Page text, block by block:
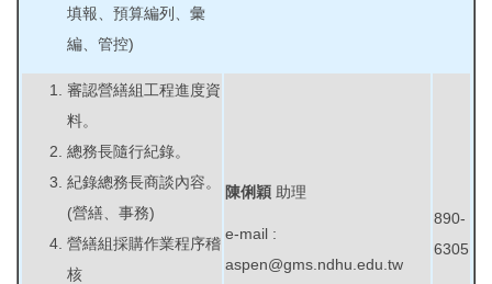
填報、預算編列、彙
編、管控)
審認營繕組工程進度資
料。
總務長隨行紀錄。
紀錄總務長商談內容。
(營繕、事務)
營繕組採購作業程序稽
核
陳俐穎 助理
e-mail :
aspen@gms.ndhu.edu.tw
890-
6305